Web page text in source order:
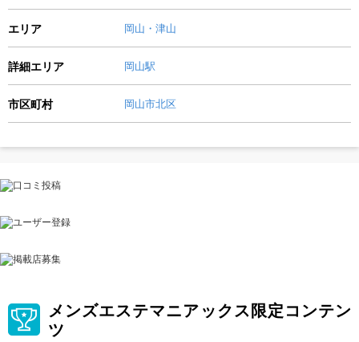
エリア 岡山・津山
詳細エリア 岡山駅
市区町村 岡山市北区
メンズエステマニアックス限定コンテン
ツ